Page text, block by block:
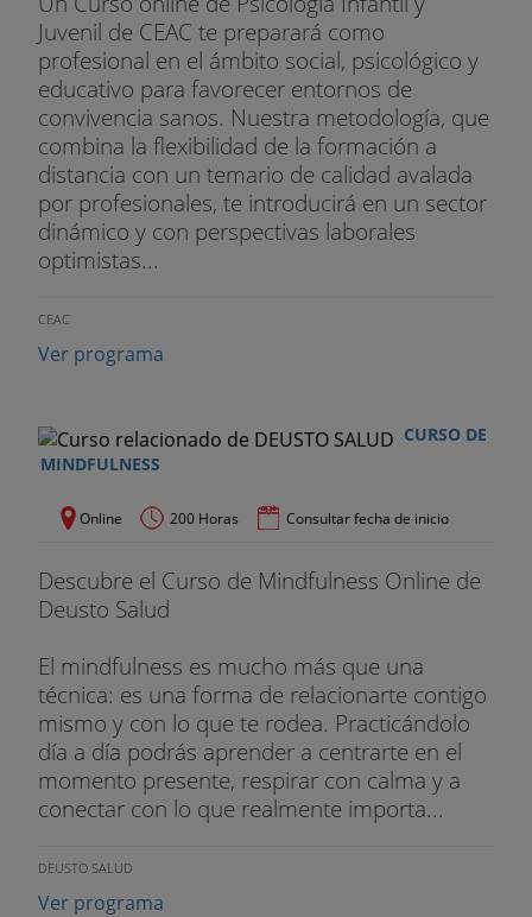
Juvenil de CEAC te preparará como
profesional en el ámbito social, psicológico y
educativo para favorecer entornos de
convivencia sanos. Nuestra metodología, que
combina la flexibilidad de la formación a
distancia con un temario de calidad avalada
por profesionales, te introducirá en un sector
dinámico y con perspectivas laborales
optimistas...
CEAC
Ver programa
CURSO DE
MINDFULNESS
Online 200 Horas Consultar fecha de inicio
Descubre el Curso de Mindfulness Online de
Deusto Salud
El mindfulness es mucho más que una
técnica: es una forma de relacionarte contigo
mismo y con lo que te rodea. Practicándolo
día a día podrás aprender a centrarte en el
momento presente, respirar con calma y a
conectar con lo que realmente importa...
DEUSTO SALUD
Ver programa